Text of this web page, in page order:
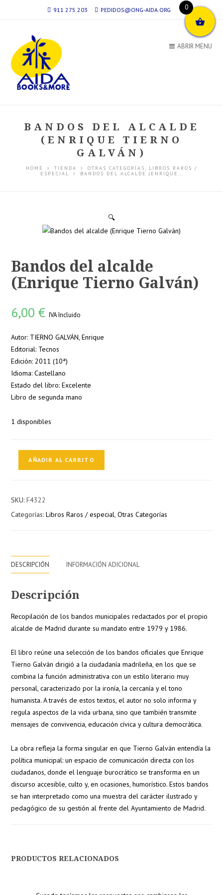
911 275 203 PEDIDOS@ONG-AIDA.ORG
ABRIR MENU
BANDOS DEL ALCALDE
(ENRIQUE TIERNO
GALVÁN)
HOME TIENDA OTRAS CATEGORÍAS , LIBROS RAROS /
ESPECIAL
BANDOS DEL ALCALDE (ENRIQUE…
🔍
Bandos del alcalde
(Enrique Tierno Galván)
6,00€ IVA Incluido
Autor: TIERNO GALVÁN, Enrique
Editorial: Tecnos
Edición: 2011 (10ª)
Idioma: Castellano
Estado del libro: Excelente
Libro de segunda mano
1 disponibles
Tierno
Galván)
AÑADIR AL CARRITO
SKU:F4322
Categorías:Libros Raros / especial ,Otras Categorías
DESCRIPCIÓN INFORMACIÓN ADICIONAL
Descripción
Recopilación de los bandos municipales redactados por el propio
alcalde de Madrid durante su mandato entre 1979 y 1986.
El libro reúne una selección de los bandos oficiales que Enrique
Tierno Galván dirigió a la ciudadanía madrileña, en los que se
combina la función administrativa con un estilo literario muy
personal, caracterizado por la ironía, la cercanía y el tono
humanista. A través de estos textos, el autor no solo informa y
regula aspectos de la vida urbana, sino que también transmite
mensajes de convivencia, educación cívica y cultura democrática.
La obra refleja la forma singular en que Tierno Galván entendía la
política municipal: un espacio de comunicación directa con los
ciudadanos, donde el lenguaje burocrático se transforma en un
discurso accesible, culto y, en ocasiones, humorístico. Estos bandos
se han interpretado como una muestra del carácter ilustrado y
pedagógico de su gestión al frente del Ayuntamiento de Madrid.
PRODUCTOS RELACIONADOS
0